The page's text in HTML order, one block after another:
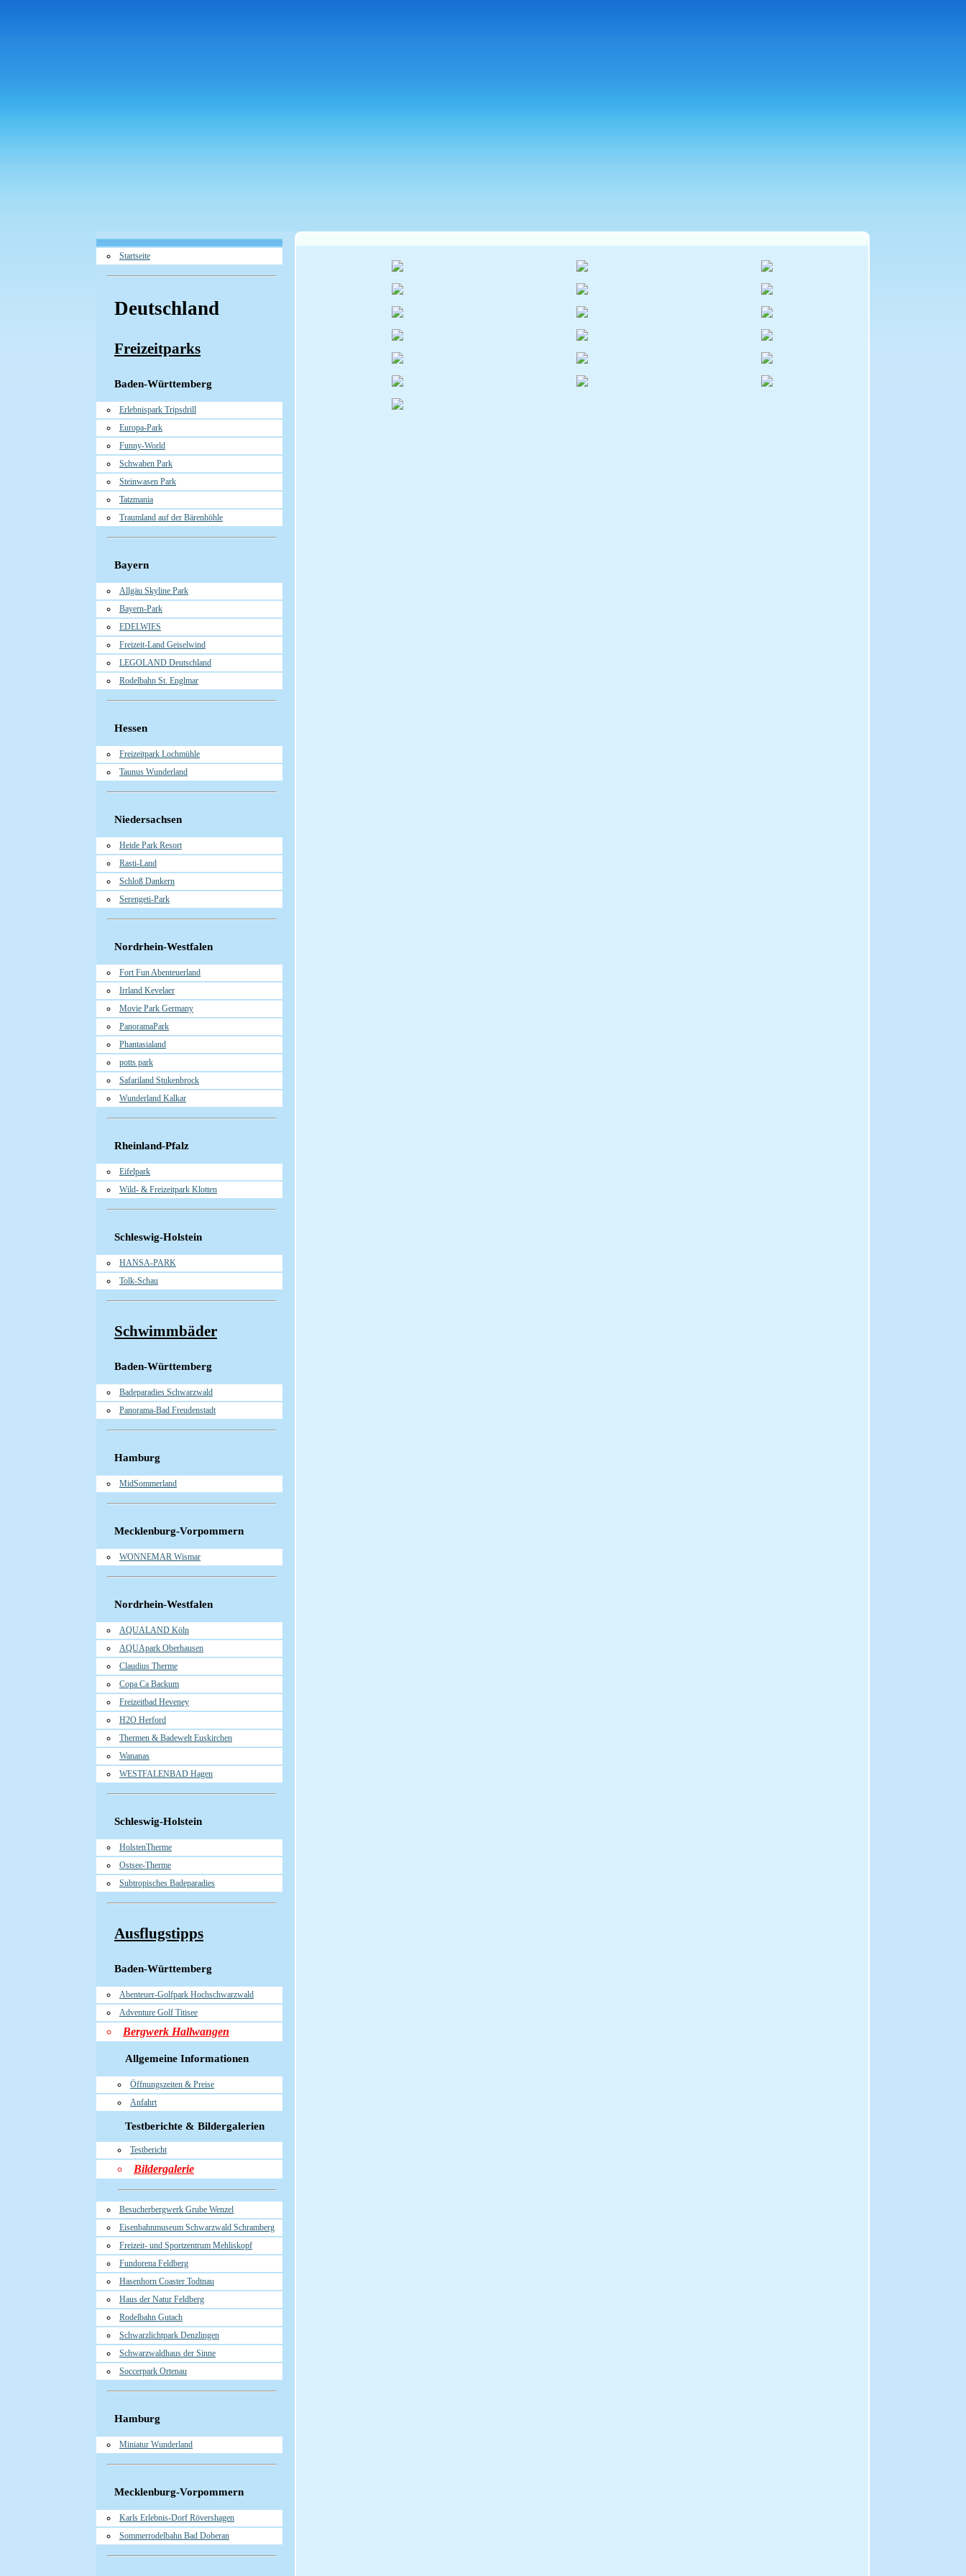
Startseite
Deutschland
Freizeitparks
Baden-Württemberg
Erlebnispark Tripsdrill
Europa-Park
Funny-World
Schwaben Park
Steinwasen Park
Tatzmania
Traumland auf der Bärenhöhle
Bayern
Allgäu Skyline Park
Bayern-Park
EDELWIES
Freizeit-Land Geiselwind
LEGOLAND Deutschland
Rodelbahn St. Englmar
Hessen
Freizeitpark Lochmühle
Taunus Wunderland
Niedersachsen
Heide Park Resort
Rasti-Land
Schloß Dankern
Serengeti-Park
Nordrhein-Westfalen
Fort Fun Abenteuerland
Irrland Kevelaer
Movie Park Germany
PanoramaPark
Phantasialand
potts park
Safariland Stukenbrock
Wunderland Kalkar
Rheinland-Pfalz
Eifelpark
Wild- & Freizeitpark Klotten
Schleswig-Holstein
HANSA-PARK
Tolk-Schau
Schwimmbäder
Baden-Württemberg
Badeparadies Schwarzwald
Panorama-Bad Freudenstadt
Hamburg
MidSommerland
Mecklenburg-Vorpommern
WONNEMAR Wismar
Nordrhein-Westfalen
AQUALAND Köln
AQUApark Oberhausen
Claudius Therme
Copa Ca Backum
Freizeitbad Heveney
H2O Herford
Thermen & Badewelt Euskirchen
Wananas
WESTFALENBAD Hagen
Schleswig-Holstein
HolstenTherme
Ostsee-Therme
Subtropisches Badeparadies
Ausflugstipps
Baden-Württemberg
Abenteuer-Golfpark Hochschwarzwald
Adventure Golf Titisee
Bergwerk Hallwangen
Allgemeine Informationen
Öffnungszeiten & Preise
Anfahrt
Testberichte & Bildergalerien
Testbericht
Bildergalerie
Besucherbergwerk Grube Wenzel
Eisenbahnmuseum Schwarzwald Schramberg
Freizeit- und Sportzentrum Mehliskopf
Fundorena Feldberg
Hasenhorn Coaster Todtnau
Haus der Natur Feldberg
Rodelbahn Gutach
Schwarzlichtpark Denzlingen
Schwarzwaldhaus der Sinne
Soccerpark Ortenau
Hamburg
Miniatur Wunderland
Mecklenburg-Vorpommern
Karls Erlebnis-Dorf Rövershagen
Sommerrodelbahn Bad Doberan